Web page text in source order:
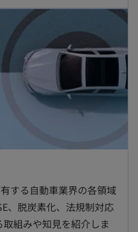
する自動車業界の各領域
、脱炭素化、法規制対応
組みや知見を紹介しま
新しいタブで開く